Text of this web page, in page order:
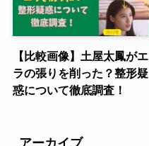
【比較画像】土屋太鳳がエ
ラの張りを削った？整形疑
惑について徹底調査！